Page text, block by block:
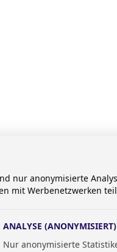
nur anonymisierte
mit Werbenetzwerken
ANALYSE (ANONYMISIERT)
Nur anonymisierte